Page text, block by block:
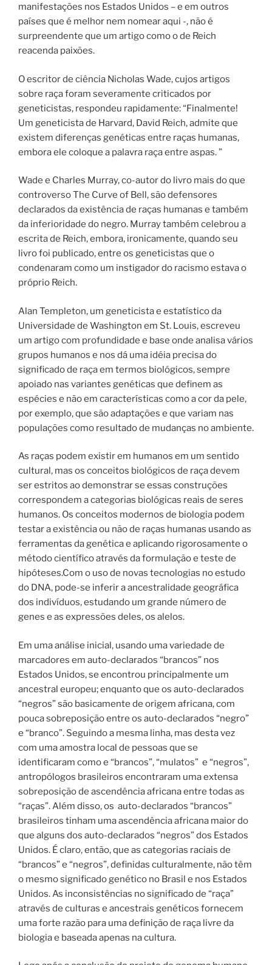
manifestações nos Estados Unidos – e em outros
países que é melhor nem nomear aqui -, não é
surpreendente que um artigo como o de Reich
reacenda paixões.
O escritor de ciência Nicholas Wade, cujos artigos
sobre raça foram severamente criticados por
geneticistas, respondeu rapidamente:“Finalmente!
Um geneticista de Harvard, David Reich, admite que
existem diferenças genéticas entre raças humanas,
embora ele coloque a palavra raça entre aspas. ”
Wade e Charles Murray, co-autor do livro mais do que
controverso The Curve of Bell, são defensores
declarados da existência de raças humanas e também
da inferioridade do negro. Murray também celebrou a
escrita de Reich, embora, ironicamente, quando seu
livro foi publicado, entre os geneticistas que o
condenaram como um instigador do racismo estava o
próprio Reich.
Alan Templeton, um geneticista e estatístico da
Universidade de Washington em St. Louis, escreveu
um artigo com profundidade e base onde analisa vários
grupos humanos e nos dá uma idéia precisa do
significado de raça em termos biológicos, sempre
apoiado nas variantes genéticas que definem as
espécies e não em características como a cor da pele,
por exemplo, que são adaptações e que variam nas
populações como resultado de mudanças no ambiente.
As raças podem existir em humanos em um sentido
cultural, mas os conceitos biológicos de raça devem
ser estritos ao demonstrar se essas construções
correspondem a categorias biológicas reais de seres
humanos. Os conceitos modernos de biologia podem
testar a existência ou não de raças humanas usando as
ferramentas da genética e aplicando rigorosamente o
método científico através da formulação e teste de
hipóteses.Com o uso de novas tecnologias no estudo
do DNA, pode-se inferir a ancestralidade geográfica
dos indivíduos, estudando um grande número de
genes e as expressões deles, os alelos.
Em uma análise inicial, usando uma variedade de
marcadores em auto-declarados “brancos” nos
Estados Unidos, se encontrou principalmente um
ancestral europeu; enquanto que os auto-declarados
“negros” são basicamente de origem africana, com
pouca sobreposição entre os auto-declarados “negro”
e “branco”. Seguindo a mesma linha, mas desta vez
com uma amostra local de pessoas que se
identificaram como e “brancos”, “mulatos” e “negros”,
antropólogos brasileiros encontraram uma extensa
sobreposição de ascendência africana entre todas as
“raças”.Além disso, os auto-declarados “brancos”
brasileiros tinham uma ascendência africana maior do
que alguns dos auto-declarados “negros” dos Estados
Unidos. É claro, então, que as categorias raciais de
“brancos” e “negros”, definidas culturalmente, não têm
o mesmo significado genético no Brasil e nos Estados
Unidos. As inconsistências no significado de “raça”
através de culturas e ancestrais genéticos fornecem
uma forte razão para uma definição de raça livre da
biologia e baseada apenas na cultura.